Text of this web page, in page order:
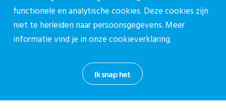
Contact
Contactpagina
030-27 39 786
Mercatorlaan 1200, 3528 BL Utrecht
Blijf op de hoogte
Ik snap het
functionele en analytische cookies. Deze cookies zijn
niet te herleiden naar persoonsgegevens. Meer
informatie vind je in onzecookieverklaring.